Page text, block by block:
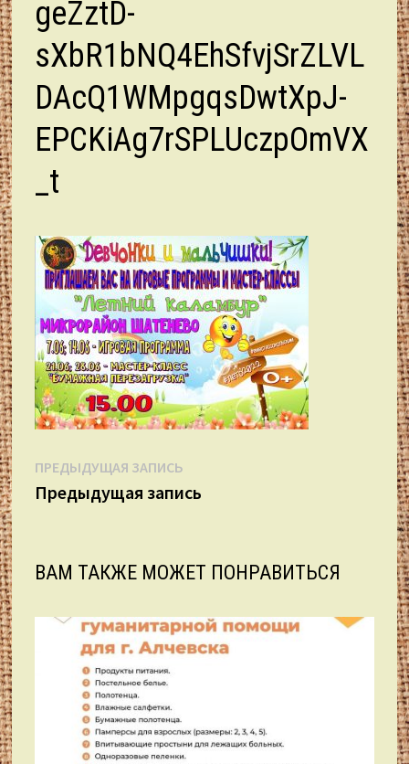
geZztD-
sXbR1bNQ4EhSfvjSrZLVL
DAcQ1WMpgqsDwtXpJ-
EPCKiAg7rSPLUczpOmVX
_t
Навигация
по
ПРЕДЫДУЩАЯ ЗАПИСЬ
запись:
Предыдущая запись
ВАМ ТАКЖЕ МОЖЕТ ПОНРАВИТЬСЯ